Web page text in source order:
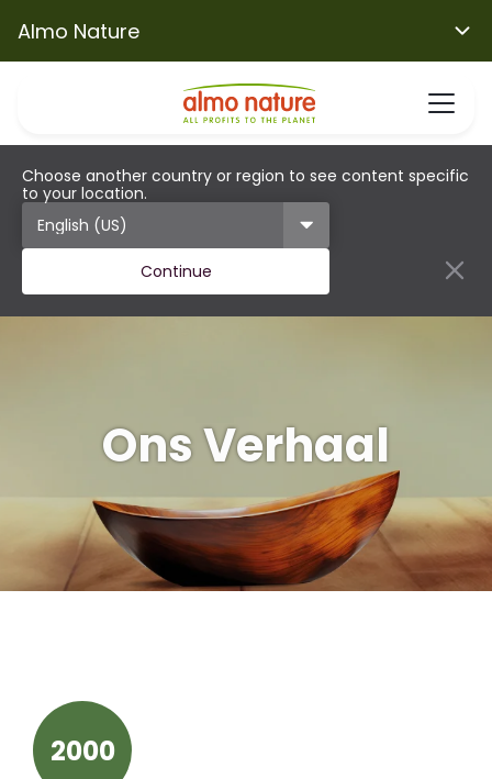
Almo Nature
Choose another country or region to see content specific
to your location.
Continue
Ons
2000